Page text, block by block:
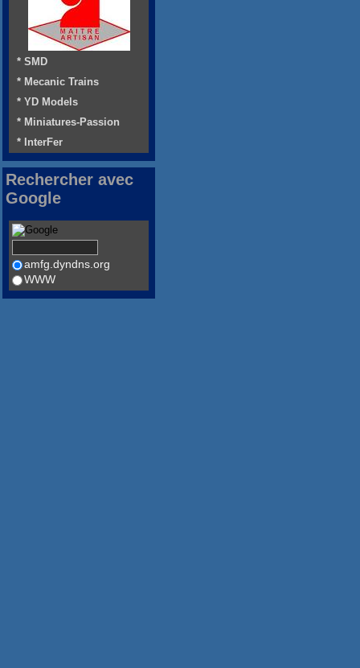
* SMD
* Mecanic Trains
* YD Models
* Miniatures-Passion
* InterFer
Rechercher avec
Google
amfg.dyndns.org
WWW